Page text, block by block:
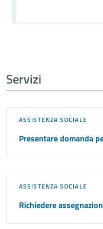
Servizi
ASSISTENZA SOCIALE
Presentare domanda
ASSISTENZA SOCIALE
Richiedere